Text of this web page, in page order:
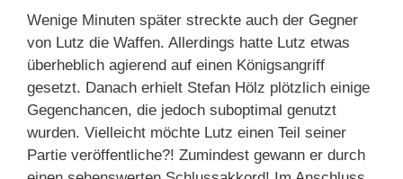
Wenige Minuten später streckte auch der Gegner
von Lutz die Waffen. Allerdings hatte Lutz etwas
überheblich agierend auf einen Königsangriff
gesetzt. Danach erhielt Stefan Hölz plötzlich einige
Gegenchancen, die jedoch suboptimal genutzt
wurden. Vielleicht möchte Lutz einen Teil seiner
Partie veröffentliche?! Zumindest gewann er durch